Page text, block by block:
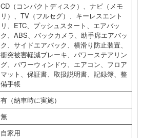
CD（コンパクトディスク）、ナビ（メモ
リ）、TV（フルセグ）、キーレスエント
リ、ETC、プッシュスタート、エアバッ
ク、ABS、バックカメラ、助手席エアバッ
ク、サイドエアバック、横滑り防止装置、
衝突被害軽減ブレーキ、パワーステアリン
グ、パワーウィンドウ、エアコン、フロア
マット、保証書、取扱説明書、記録簿、整
備手帳
有（納車時に実施）
無
自家用